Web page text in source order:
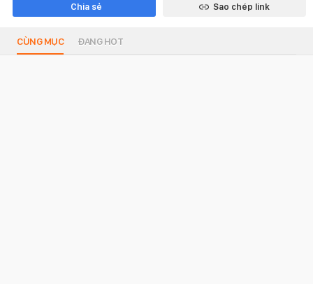
Chia sẻ Sao chép link
CÙNG MỤC ĐANG HOT